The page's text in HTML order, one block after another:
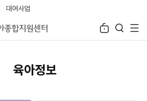
대여사업
육아정보